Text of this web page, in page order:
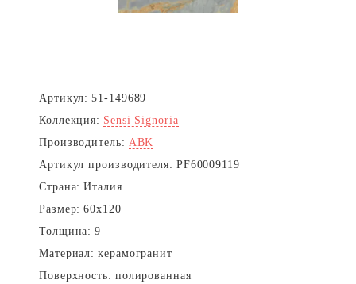
Артикул: 51-149689
Коллекция: Sensi Signoria
Производитель: ABK
Артикул производителя: PF60009119
Страна: Италия
Размер: 60x120
Толщина: 9
Материал: керамогранит
Поверхность: полированная